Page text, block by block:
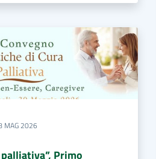
MAG 2026
Primo